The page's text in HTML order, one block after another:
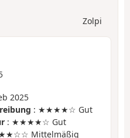
Zolpi
2025
: ★★★★☆ Gut
: ★★★★☆ Gut
Mittelmäßig